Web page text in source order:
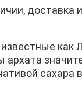
доставка
как
сахара